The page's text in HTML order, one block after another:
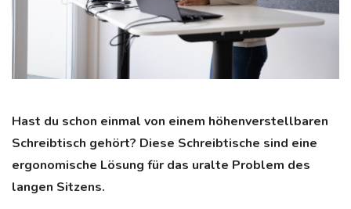
Hast du schon einmal von einem höhenverstellbaren
Schreibtisch gehört? Diese Schreibtische sind eine
ergonomische Lösung für das uralte Problem des
langen Sitzens.